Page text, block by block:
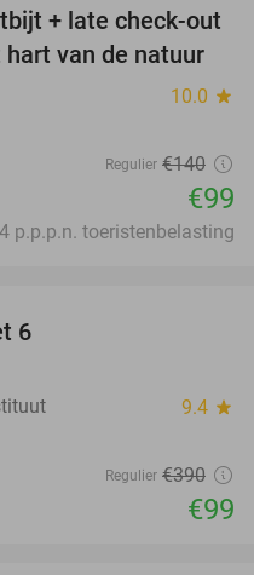
29%
+ late check-out
van de natuur
10.0 star
Regulier €140
€99
p.p.p.n. toeristenbelasting
6
9.4 star
Regulier €390
€99